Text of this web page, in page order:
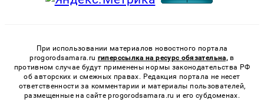
При использовании материалов новостного портала
progorodsamara.ru гиперссылка на ресурс обязательна, в
противном случае будут применены нормы законодательства РФ
об авторских и смежных правах. Редакция портала не несет
ответственности за комментарии и материалы пользователей,
размещенные на сайте progorodsamara.ru и его субдоменах.